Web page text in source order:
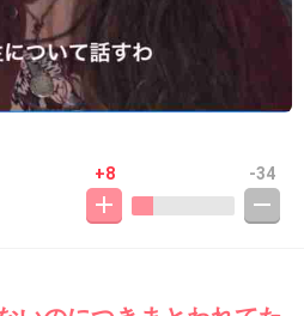
+8 -34